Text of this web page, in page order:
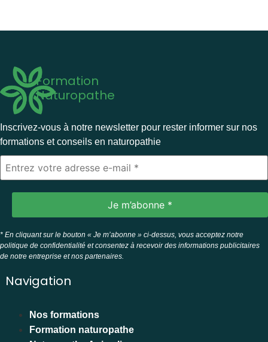
Formation
Naturopathe
Inscrivez-vous à notre newsletter pour rester informer sur nos
formations et conseils en naturopathie
* En cliquant sur le bouton « Je m’abonne » ci-dessus, vous acceptez notre
politique de confidentialité et consentez à recevoir des informations publicitaires
de notre entreprise et nos partenaires.
Navigation
Nos formations
Formation naturopathe